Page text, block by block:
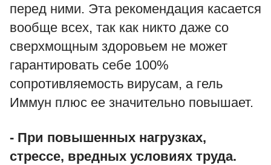
перед ними. Эта рекомендация касается
вообще всех, так как никто даже со
сверхмощным здоровьем не может
гарантировать себе 100%
сопротивляемость вирусам, а гель
Иммун плюс ее значительно повышает.
- При повышенных нагрузках,
стрессе, вредных условиях труда.